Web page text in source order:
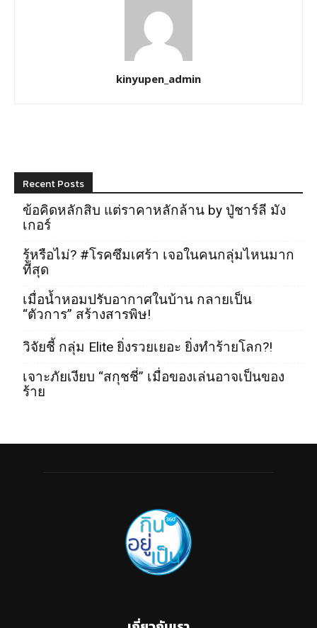
kinyupen_admin
Recent Posts
ข้อคิดหลักสิบ แต่ราคาหลักล้าน by ปู่ชาร์ลี มัง
เกอร์
รู้หรือไม่? #โรคซึมเศร้า เจอในคนกลุ่มไหนมาก
ที่สุด
เมื่อน้ำหอมปรับอากาศในบ้าน กลายเป็น
“ตัวการ” สร้างสารพิษ!
วิจัยชี้ กลุ่ม Elite ยิ่งรวยเยอะ ยิ่งทำร้ายโลก?!
เจาะภัยเงียบ “สกุชชี่” เมื่อของเล่นอาจเป็นของ
ร้าย